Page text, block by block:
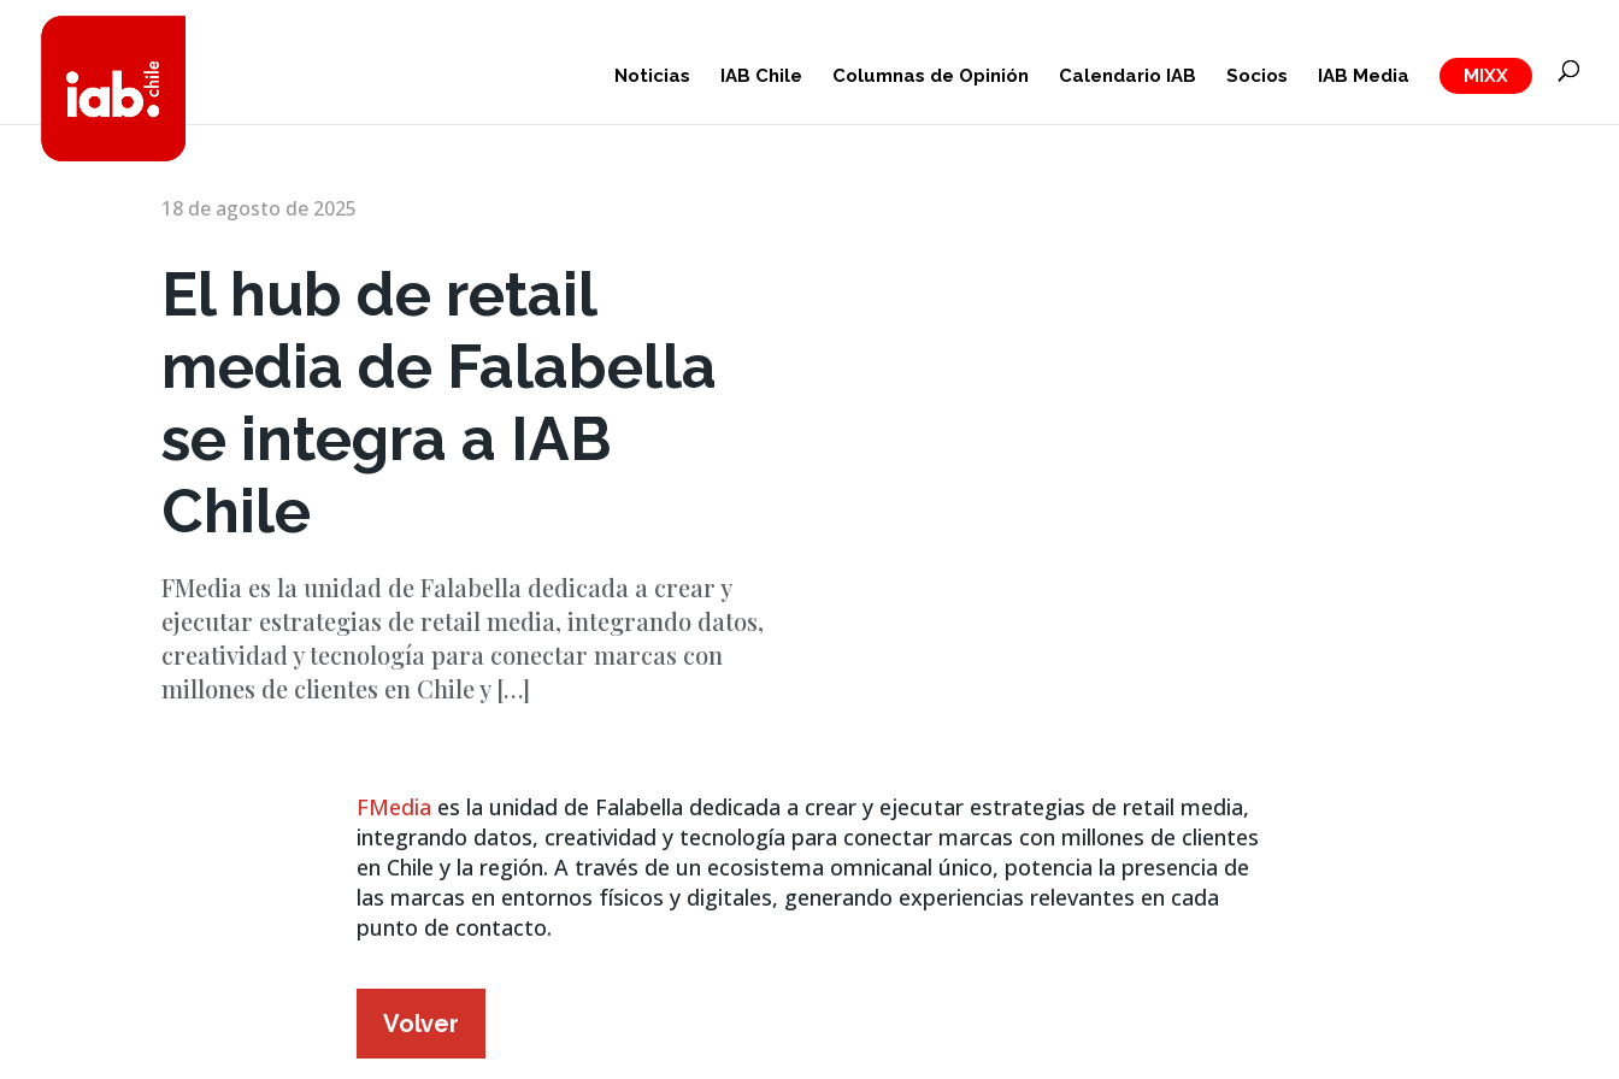
Noticias IAB Chile Columnas de Opinión Calendario IAB Socios IAB Media MIXX
18 de agosto de 2025
El hub de retail
media de Falabella
se integra a IAB
Chile
FMedia es la unidad de Falabella dedicada a crear y
ejecutar estrategias de retail media, integrando datos,
creatividad y tecnología para conectar marcas con
millones de clientes en Chile y […]
FMedia es la unidad de Falabella dedicada a crear y ejecutar estrategias de retail media,
integrando datos, creatividad y tecnología para conectar marcas con millones de clientes
en Chile y la región. A través de un ecosistema omnicanal único, potencia la presencia de
las marcas en entornos físicos y digitales, generando experiencias relevantes en cada
punto de contacto.
Volver